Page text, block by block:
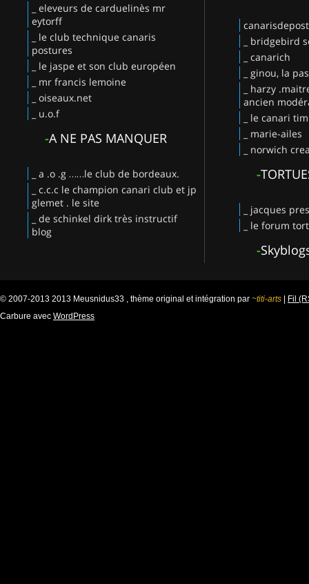
_ eleveurs de carduelinès mr
eytorff
_ le club technique canaris
postures
_ le jaspe et son club européen
_ mr francis lemoine
_ oiseaux.net
_ u.o.f
-A NE PAS MANQUER
_ a .o .g ……le club de bordeaux.
_ c.c.c le champion canari club et jp
glemet . le site
_ de schinkel dirk très instructif
blog
_ bridgebird
_ canarich
_ ginou, la
_ harzy
ancien
_ le canari
_ marie-ailes
_ norwich
-
_ jacques
_ le forum
-
© 2007-2013 2013 Meusnidus33 , thème original et intégration par ~titi-arts | Fil
Carbure avec WordPress